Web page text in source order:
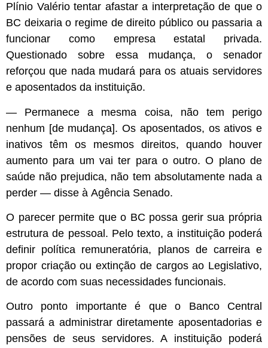
Plínio Valério tentar afastar a interpretação de que o
BC deixaria o regime de direito público ou passaria a
funcionar como empresa estatal privada.
Questionado sobre essa mudança, o senador
reforçou que nada mudará para os atuais servidores
e aposentados da instituição.
— Permanece a mesma coisa, não tem perigo
nenhum [de mudança]. Os aposentados, os ativos e
inativos têm os mesmos direitos, quando houver
aumento para um vai ter para o outro. O plano de
saúde não prejudica, não tem absolutamente nada a
perder — disse à Agência Senado.
O parecer permite que o BC possa gerir sua própria
estrutura de pessoal. Pelo texto, a instituição poderá
definir política remuneratória, planos de carreira e
propor criação ou extinção de cargos ao Legislativo,
de acordo com suas necessidades funcionais.
Outro ponto importante é que o Banco Central
passará a administrar diretamente aposentadorias e
pensões de seus servidores. A instituição poderá